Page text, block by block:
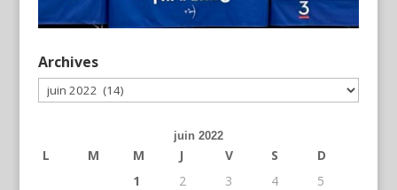
Archives
Archives
juin 2022
L M M J V S
D
1
2 3 4
5